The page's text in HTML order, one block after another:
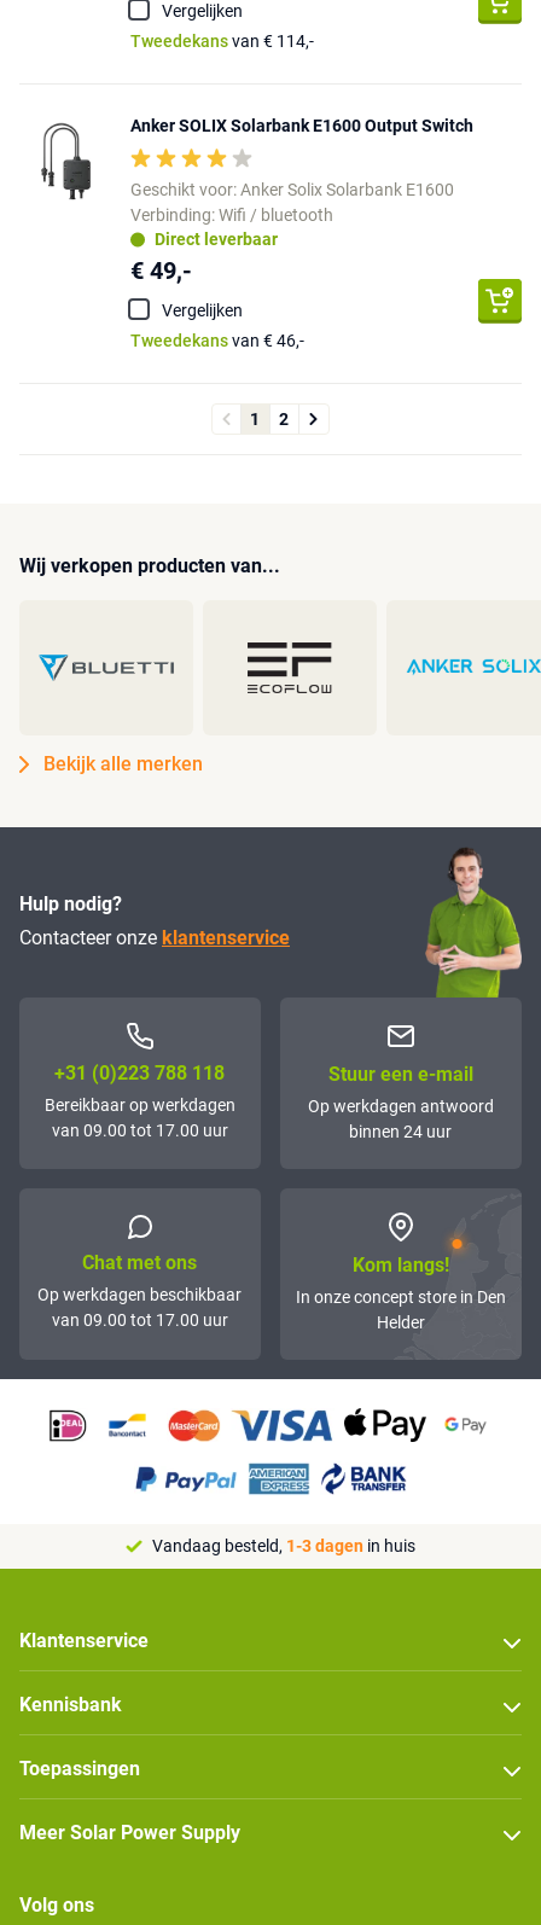
Vergelijken
Tweedekansvan € 114,-
Anker SOLIX Solarbank E1600 Output Switch
Geschikt voor: Anker Solix Solarbank E1600
Verbinding: Wifi / bluetooth
Direct leverbaar
€ 49,-
Vergelijken
Tweedekansvan € 46,-
1 2
Wij verkopen producten van...
Bekijk alle merken
Hulp nodig?
Contacteer onze klantenservice
+31 (0)223 788 118
Bereikbaar op werkdagen
van 09.00 tot 17.00 uur
Stuur een e-mail
Op werkdagen antwoord
binnen 24 uur
Chat met ons
Op werkdagen beschikbaar
van 09.00 tot 17.00 uur
Kom langs!
In onze concept store in Den
Helder
Vandaag besteld, 1-3 dagen in huis
Klantenservice
Kennisbank
Toepassingen
Meer Solar Power Supply
Volg ons